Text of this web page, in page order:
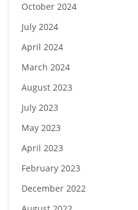
October 2024
July 2024
April 2024
March 2024
August 2023
July 2023
May 2023
April 2023
February 2023
December 2022